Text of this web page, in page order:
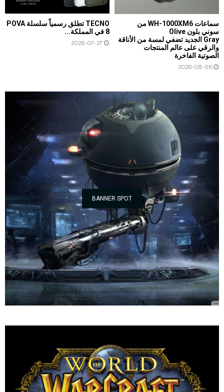
سماعات WH-1000XM6 من
سوني بلون Olive
Gray الجديد تضفي لمسة من الأناقة
والرقي على عالم المنتجات
الصوتية الفاخرة
2026-08-06
TECNO تطلق رسمياً سلسلة POVA
8 في المملكة...
2026-07-27
BANNER SPOT